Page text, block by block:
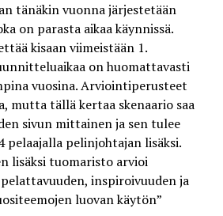
tänäkin vuonna järjestetään
on parasta aikaa käynnissä.
kisaan viimeistään 1.
on huomattavasti
vuosina. Arviointiperusteet
mutta tällä kertaa skenaario saa
sivun mittainen ja sen tulee
pelaajalla pelinjohtajan lisäksi.
lisäksi tuomaristo arvioi
inspiroivuuden ja
luovan käytön”